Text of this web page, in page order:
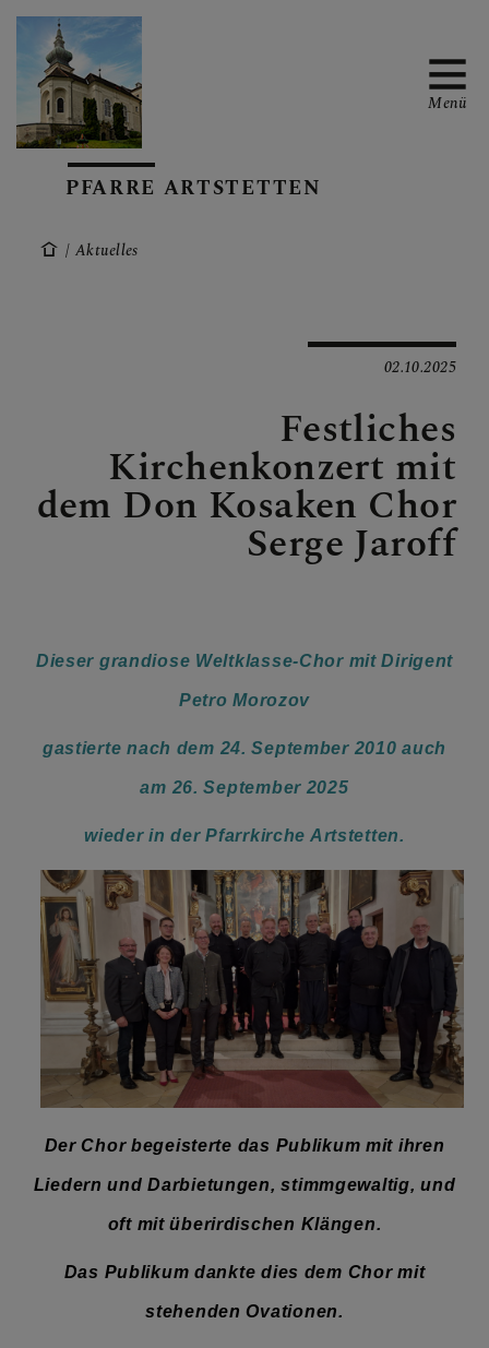
START
ÜBER UNS HINAUS
PFARRE ARTSTETTEN
Menü
Aktuelles
02.10.2025
Festliches
Kirchenkonzert mit
dem Don Kosaken Chor
Serge Jaroff
Dieser grandiose Weltklasse-Chor mit Dirigent
Petro Morozov
gastierte nach dem 24. September 2010 auch
am 26. September 2025
wieder in der Pfarrkirche Artstetten.
Der Chor begeisterte das Publikum mit ihren
Liedern und Darbietungen, stimmgewaltig, und
oft mit überirdischen Klängen.
Das Publikum dankte dies dem Chor mit
stehenden Ovationen.